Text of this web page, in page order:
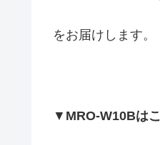
をお届けします。
▼ MRO-W10Bは